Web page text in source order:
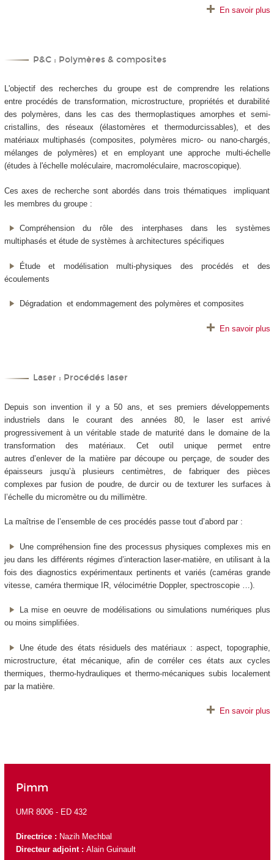
En savoir plus
P&C : Polymères & composites
L'objectif des recherches du groupe est de comprendre les relations
entre procédés de transformation, microstructure, propriétés et durabilité
des polymères, dans les cas des thermoplastiques amorphes et semi-
cristallins, des réseaux (élastomères et thermodurcissables), et des
matériaux multiphasés (composites, polymères micro- ou nano-chargés,
mélanges de polymères) et en employant une approche multi-échelle
(études à l'échelle moléculaire, macromoléculaire, macroscopique).
Ces axes de recherche sont abordés dans trois thématiques impliquant
les membres du groupe :
Compréhension du rôle des interphases dans les systèmes
multiphasés et étude de systèmes à architectures spécifiques
Étude et modélisation multi-physiques des procédés et des
écoulements
Dégradation et endommagement des polymères et composites
En savoir plus
Laser : Procédés laser
Depuis son invention il y a 50 ans, et ses premiers développements
industriels dans le courant des années 80, le laser est arrivé
progressivement à un véritable stade de maturité dans le domaine de la
transformation des matériaux. Cet outil unique permet entre
autres d’enlever de la matière par découpe ou perçage, de souder des
épaisseurs jusqu’à plusieurs centimètres, de fabriquer des pièces
complexes par fusion de poudre, de durcir ou de texturer les surfaces à
l’échelle du micromètre ou du millimètre.
La maîtrise de l’ensemble de ces procédés passe tout d’abord par :
Une compréhension fine des processus physiques complexes mis en
jeu dans les différents régimes d’interaction laser-matière, en utilisant à la
fois des diagnostics expérimentaux pertinents et variés (caméras grande
vitesse, caméra thermique IR, vélocimétrie Doppler, spectroscopie …).
La mise en oeuvre de modélisations ou simulations numériques plus
ou moins simplifiées.
Une étude des états résiduels des matériaux : aspect, topographie,
microstructure, état mécanique, afin de corréler ces états aux cycles
thermiques, thermo-hydrauliques et thermo-mécaniques subis localement
par la matière.
En savoir plus
Pimm
UMR 8006 - ED 432
Directrice : Nazih Mechbal
Directeur adjoint : Alain Guinault